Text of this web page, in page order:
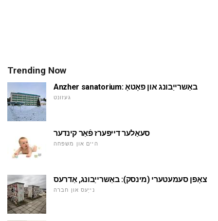
Trending Now
Anzher sanatorium: באַשרייַבונג און פאָטאָ
געזונט
סעאַלער דייפּערז פֿאַר קינדער
היים און משפּחה
צאָפן סעמעטערי (מינסק): באַשרייַבונג, אַדרעס
נייַעס און חברה